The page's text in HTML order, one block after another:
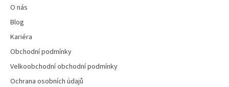
O nás
Blog
Kariéra
Obchodní podmínky
Velkoobchodní obchodní podmínky
Ochrana osobních údajů